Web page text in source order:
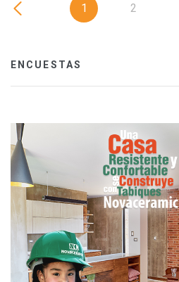
1 2
ENCUESTAS